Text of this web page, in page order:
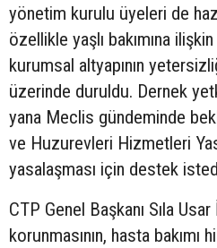
yönetim kurulu üyeleri de
özellikle yaşlı bakımına
kurumsal altyapının
üzerinde duruldu. Dernek
yana Meclis gündeminde
ve Huzurevleri Hizmetleri
yasalaşması için destek
CTP Genel Başkanı Sıla Usar
korunmasının, hasta bakımı